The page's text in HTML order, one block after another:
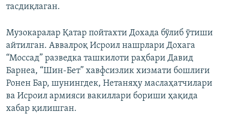
тасдиқлаган.
Музокаралар Қатар пойтахти Дохада бўлиб ўтиши
айтилган. Аввалроқ Исроил нашрлари Дохага
“Моссад” разведка ташкилоти раҳбари Давид
Барнеа, “Шин-Бет” хавфсизлик хизмати бошлиғи
Ронен Бар, шунингдек, Нетаняҳу маслаҳатчилари
ва Исроил армияси вакиллари бориши ҳақида
хабар қилишган.